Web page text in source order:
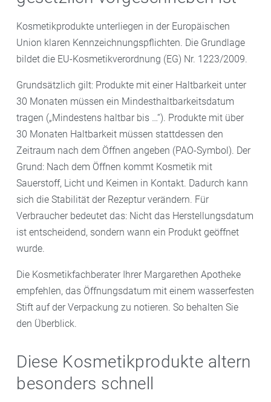
Kosmetikprodukte unterliegen in der Europäischen
Union klaren Kennzeichnungspflichten. Die Grundlage
bildet die EU-Kosmetikverordnung (EG) Nr. 1223/2009.
Grundsätzlich gilt: Produkte mit einer Haltbarkeit unter
30 Monaten müssen ein Mindesthaltbarkeitsdatum
tragen („Mindestens haltbar bis …“). Produkte mit über
30 Monaten Haltbarkeit müssen stattdessen den
Zeitraum nach dem Öffnen angeben (PAO-Symbol). Der
Grund: Nach dem Öffnen kommt Kosmetik mit
Sauerstoff, Licht und Keimen in Kontakt. Dadurch kann
sich die Stabilität der Rezeptur verändern. Für
Verbraucher bedeutet das: Nicht das Herstellungsdatum
ist entscheidend, sondern wann ein Produkt geöffnet
wurde.
Die Kosmetikfachberater Ihrer Margarethen Apotheke
empfehlen, das Öffnungsdatum mit einem wasserfesten
Stift auf der Verpackung zu notieren. So behalten Sie
den Überblick.
Diese Kosmetikprodukte altern
besonders schnell